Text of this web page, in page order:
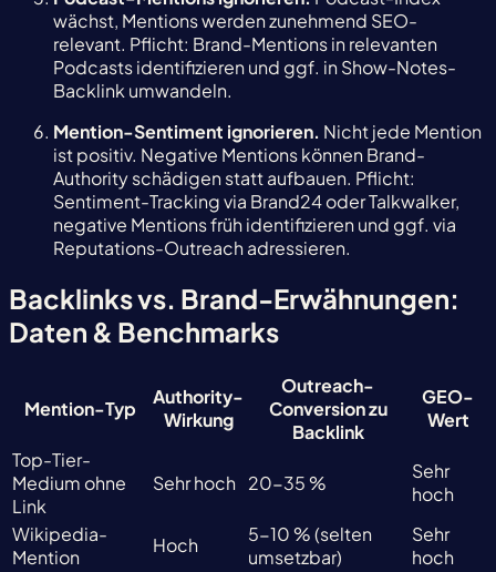
wächst, Mentions werden zunehmend SEO-
relevant. Pflicht: Brand-Mentions in relevanten
Podcasts identifizieren und ggf. in Show-Notes-
Backlink umwandeln.
Mention-Sentiment ignorieren. Nicht jede Mention
ist positiv. Negative Mentions können Brand-
Authority schädigen statt aufbauen. Pflicht:
Sentiment-Tracking via Brand24 oder Talkwalker,
negative Mentions früh identifizieren und ggf. via
Reputations-Outreach adressieren.
Backlinks vs. Brand-Erwähnungen:
Daten & Benchmarks
Mention-Typ
Authority-
Wirkung
Outreach-
Conversion zu
Backlink
GEO-
Wert
Top-Tier-
Medium ohne
Link
Sehr hoch 20-35 %
Sehr
hoch
Wikipedia-
Mention
Hoch
5-10 % (selten
umsetzbar)
Sehr
hoch